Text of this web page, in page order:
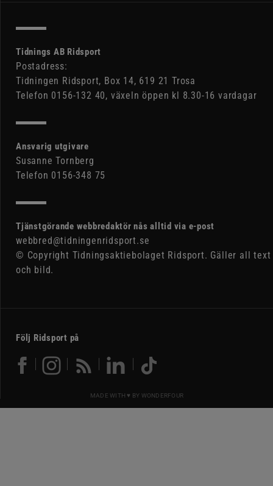
Tidnings AB Ridsport
Postadress:
Tidningen Ridsport, Box 14, 619 21 Trosa
Telefon 0156-132 40, växeln öppen kl 8.30-16 vardagar
Ansvarig utgivare
Susanne Tornberg
Telefon 0156-348 75
Tjänstgörande webbredaktör nås alltid via e-post
webbred@tidningenridsport.se
© Copyright Tidningsaktiebolaget Ridsport. Gäller all text
och bild.
Följ Ridsport på
MADE WITH ♥ BY WONDERFOUR